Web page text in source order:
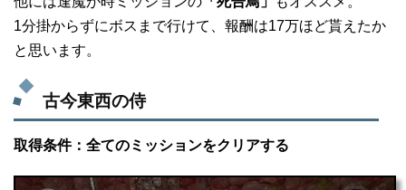
1分掛からずにボスまで行けて、報酬は17万ほど貰えたか
と思います。
古今東西の侍
取得条件：全てのミッションをクリアする